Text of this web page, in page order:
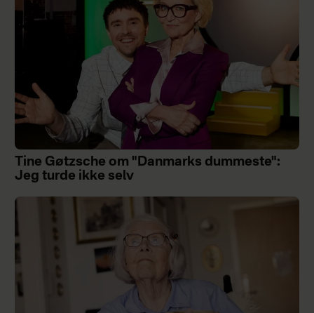
Tine Gøtzsche om "Danmarks dummeste":
Jeg turde ikke selv